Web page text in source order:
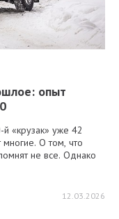
опыт
«крузак» уже 42
О том, что
не все. Однако
12.03.2026